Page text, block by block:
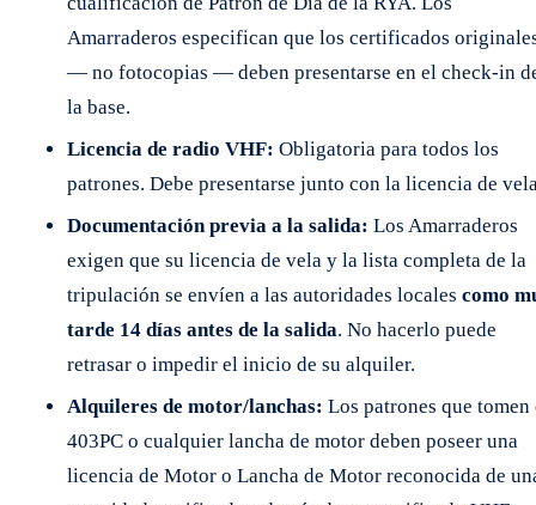
Amarraderos especifican que los certificados
— no fotocopias — deben presentarse en el check-in
la base.
Licencia de radio VHF: Obligatoria para todos los
patrones. Debe presentarse junto con la licencia de
Documentación previa a la salida: Los Amarraderos
exigen que su licencia de vela y la lista completa de la
tripulación se envíen a las autoridades locales como
tarde 14 días antes de la salida. No hacerlo puede
retrasar o impedir el inicio de su alquiler.
Alquileres de motor/lanchas: Los patrones que tomen
403PC o cualquier lancha de motor deben poseer una
licencia de Motor o Lancha de Motor reconocida de